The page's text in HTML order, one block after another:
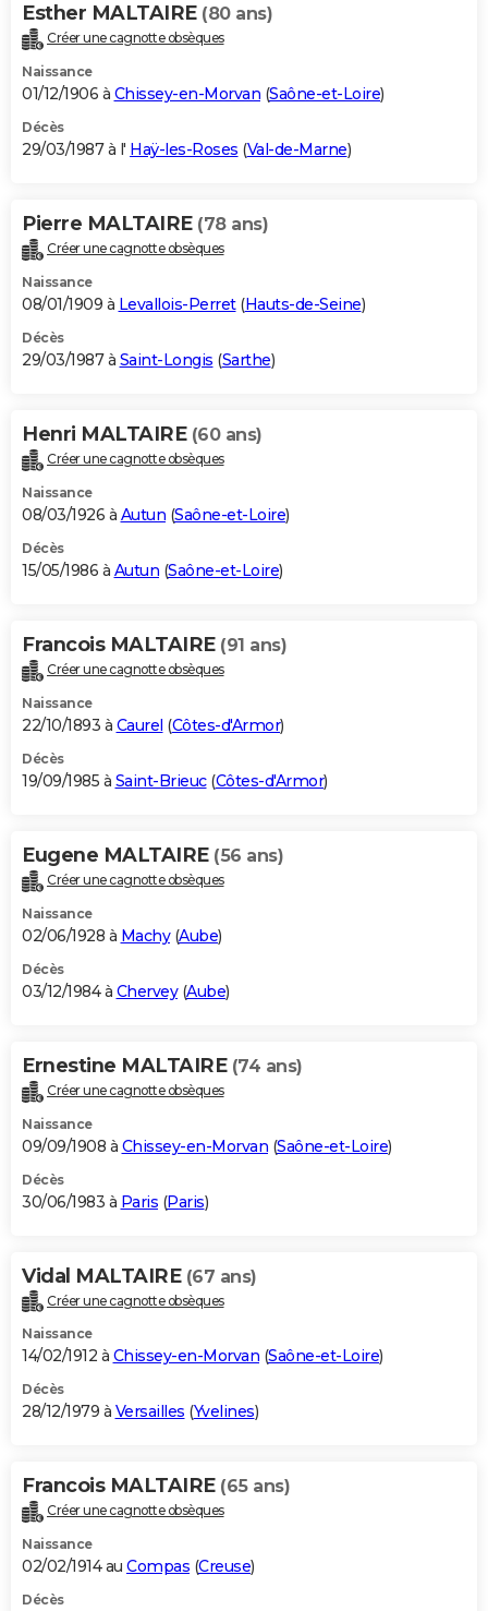
Esther MALTAIRE (80 ans)
Créer une cagnotte obsèques
Naissance
01/12/1906 à Chissey-en-Morvan (Saône-et-Loire)
Décès
29/03/1987 à l' Haÿ-les-Roses (Val-de-Marne)
Pierre MALTAIRE (78 ans)
Créer une cagnotte obsèques
Naissance
08/01/1909 à Levallois-Perret(Hauts-de-Seine)
Décès
29/03/1987 à Saint-Longis (Sarthe)
Henri MALTAIRE (60 ans)
Créer une cagnotte obsèques
Naissance
08/03/1926 à Autun (Saône-et-Loire)
Décès
15/05/1986 à Autun (Saône-et-Loire)
Francois MALTAIRE (91 ans)
Créer une cagnotte obsèques
Naissance
22/10/1893 à Caurel (Côtes-d'Armor)
Décès
19/09/1985 à Saint-Brieuc(Côtes-d'Armor)
Eugene MALTAIRE (56 ans)
Créer une cagnotte obsèques
Naissance
02/06/1928 à Machy(Aube)
Décès
03/12/1984 à Chervey(Aube)
Ernestine MALTAIRE (74 ans)
Créer une cagnotte obsèques
Naissance
09/09/1908 à Chissey-en-Morvan (Saône-et-Loire)
Décès
30/06/1983 à Paris (Paris)
Vidal MALTAIRE (67 ans)
Créer une cagnotte obsèques
Naissance
14/02/1912 à Chissey-en-Morvan (Saône-et-Loire)
Décès
28/12/1979 à Versailles (Yvelines)
Francois MALTAIRE (65 ans)
Créer une cagnotte obsèques
Naissance
02/02/1914 au Compas (Creuse)
Décès